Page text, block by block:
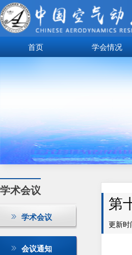
首页 学会情况
学术会议
学术会议
会议通知
第
更新